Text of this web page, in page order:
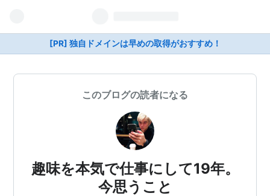
[PR] 独自ドメインは早めの取得がおすすめ！
このブログの読者になる
趣味を本気で仕事にして19年。
今思うこと